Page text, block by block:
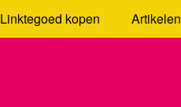
Linktegoed kopen Artikelen